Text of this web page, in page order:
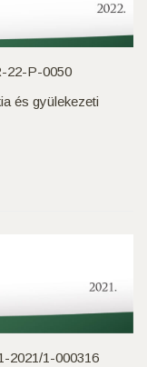
22-P-0050
és gyülekezeti
2021/1-000316